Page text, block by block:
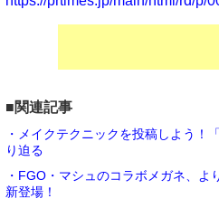
■関連記事
・メイクテクニックを投稿しよう！
り迫る
・FGO・マシュのコラボメガネ、よ
新登場！